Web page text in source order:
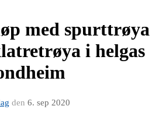
med spurttrøya
i helgas
den 6. sep 2020